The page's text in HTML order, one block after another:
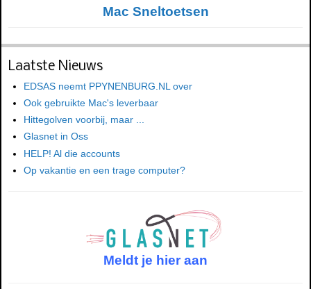
Mac Sneltoetsen
Laatste Nieuws
EDSAS neemt PPYNENBURG.NL over
Ook gebruikte Mac's leverbaar
Hittegolven voorbij, maar ...
Glasnet in Oss
HELP! Al die accounts
Op vakantie en een trage computer?
Meldt je hier aan